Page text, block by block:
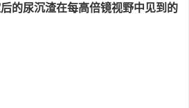
的尿沉渣在每高倍镜视野中见到的